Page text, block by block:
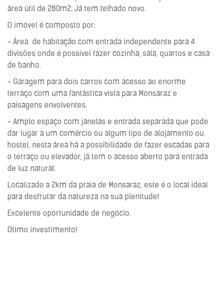
área útil de 280m2. Já tem telhado novo.
O imóvel é composto por:
- Área de habitação com entrada independente para 4
divisões onde é possivel fazer cozinha, sala, quartos e casa
de banho.
- Garagem para dois carros com acesso ao enorme
terraço com uma fantástica vista para Monsaraz e
paisagens envolventes.
- Amplo espaço com janelas e entrada separada que pode
dar lugar a um comércio ou algum tipo de alojamento ou
hostel, nesta área há a possibilidade de fazer escadas para
o terraço ou elevador, já tem o acesso aberto para entrada
de luz natural.
Localizado a 2km da praia de Monsaraz, este é o local ideal
para desfrutar da natureza na sua plenitude!
Excelente oportunidade de negócio.
Otimo investimento!